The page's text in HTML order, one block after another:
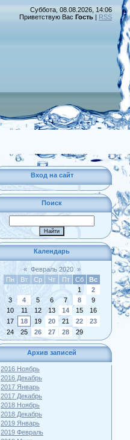
Суббота, 08.08.2026, 14:06
Приветствую Вас Гость | RSS
Вход на сайт
Поиск
Календарь
« Февраль 2020 »
Пн
Вт Ср Чт Пт Сб
Вс
1
2
3
4 5 6 7 8
9
10
11 12 13 14 15
16
17
18 19 20 21 22
23
24
25 26 27 28 29
Архив записей
2016 Ноябрь
2016 Декабрь
2017 Январь
2017 Декабрь
2018 Ноябрь
2018 Декабрь
2019 Январь
2019 Февраль